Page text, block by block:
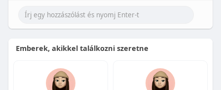
Emberek, akikkel találkozni szeretne